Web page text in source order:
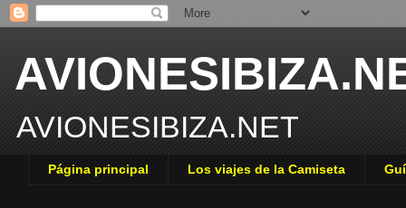
AVIONESIBIZA.NET
Página principal Los viajes de la Camiseta